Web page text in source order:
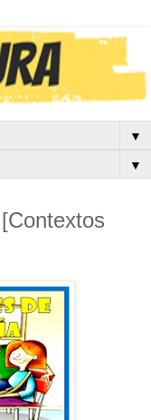
▼
▼